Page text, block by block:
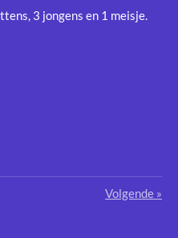
3 jongens en 1 meisje.
Volgende »